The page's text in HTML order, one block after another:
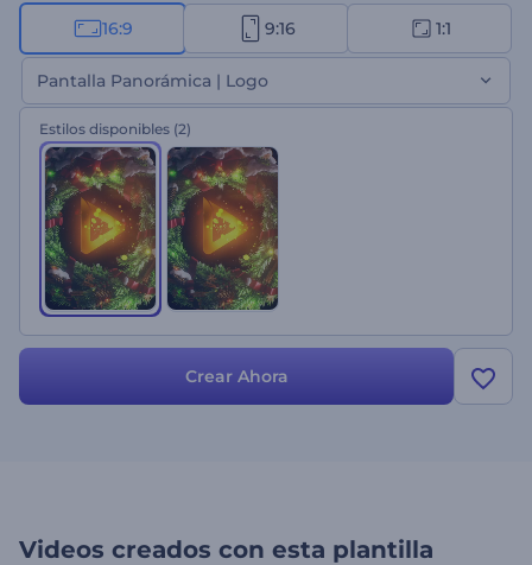
cálido mensaje festivo. Sube tu logo, escribe tu mensaje, añade
música navideña y crea un video de alta calidad en minutos.
¡Comienza a crear ahora!
16:9 9:16 1:1
Pantalla Panorámica | Logo
Estilos disponibles (2)
Crear Ahora
Videos creados con esta plantilla